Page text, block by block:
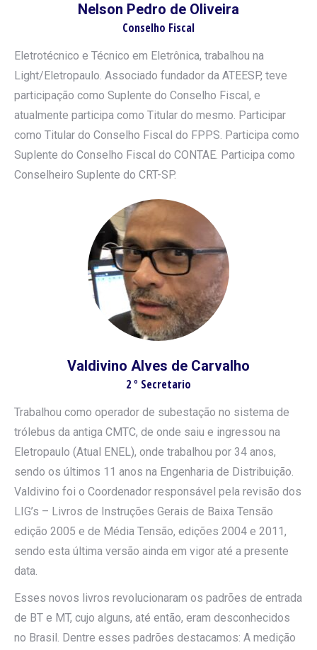
Nelson Pedro de Oliveira
Conselho Fiscal
Eletrotécnico e Técnico em Eletrônica, trabalhou na
Light/Eletropaulo. Associado fundador da ATEESP, teve
participação como Suplente do Conselho Fiscal, e
atualmente participa como Titular do mesmo. Participar
como Titular do Conselho Fiscal do FPPS. Participa como
Suplente do Conselho Fiscal do CONTAE. Participa como
Conselheiro Suplente do CRT-SP.
Valdivino Alves de Carvalho
2 º Secretario
Trabalhou como operador de subestação no sistema de
trólebus da antiga CMTC, de onde saiu e ingressou na
Eletropaulo (Atual ENEL), onde trabalhou por 34 anos,
sendo os últimos 11 anos na Engenharia de Distribuição.
Valdivino foi o Coordenador responsável pela revisão dos
LIG’s – Livros de Instruções Gerais de Baixa Tensão
edição 2005 e de Média Tensão, edições 2004 e 2011,
sendo esta última versão ainda em vigor até a presente
data.
Esses novos livros revolucionaram os padrões de entrada
de BT e MT, cujo alguns, até então, eram desconhecidos
no Brasil. Dentre esses padrões destacamos: A medição